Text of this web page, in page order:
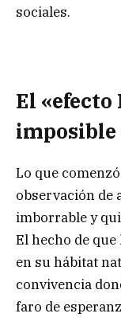
sociales.
El «efecto
imposible
Lo que
observación de
imborrable y
El hecho de
en su hábitat
convivencia
faro de